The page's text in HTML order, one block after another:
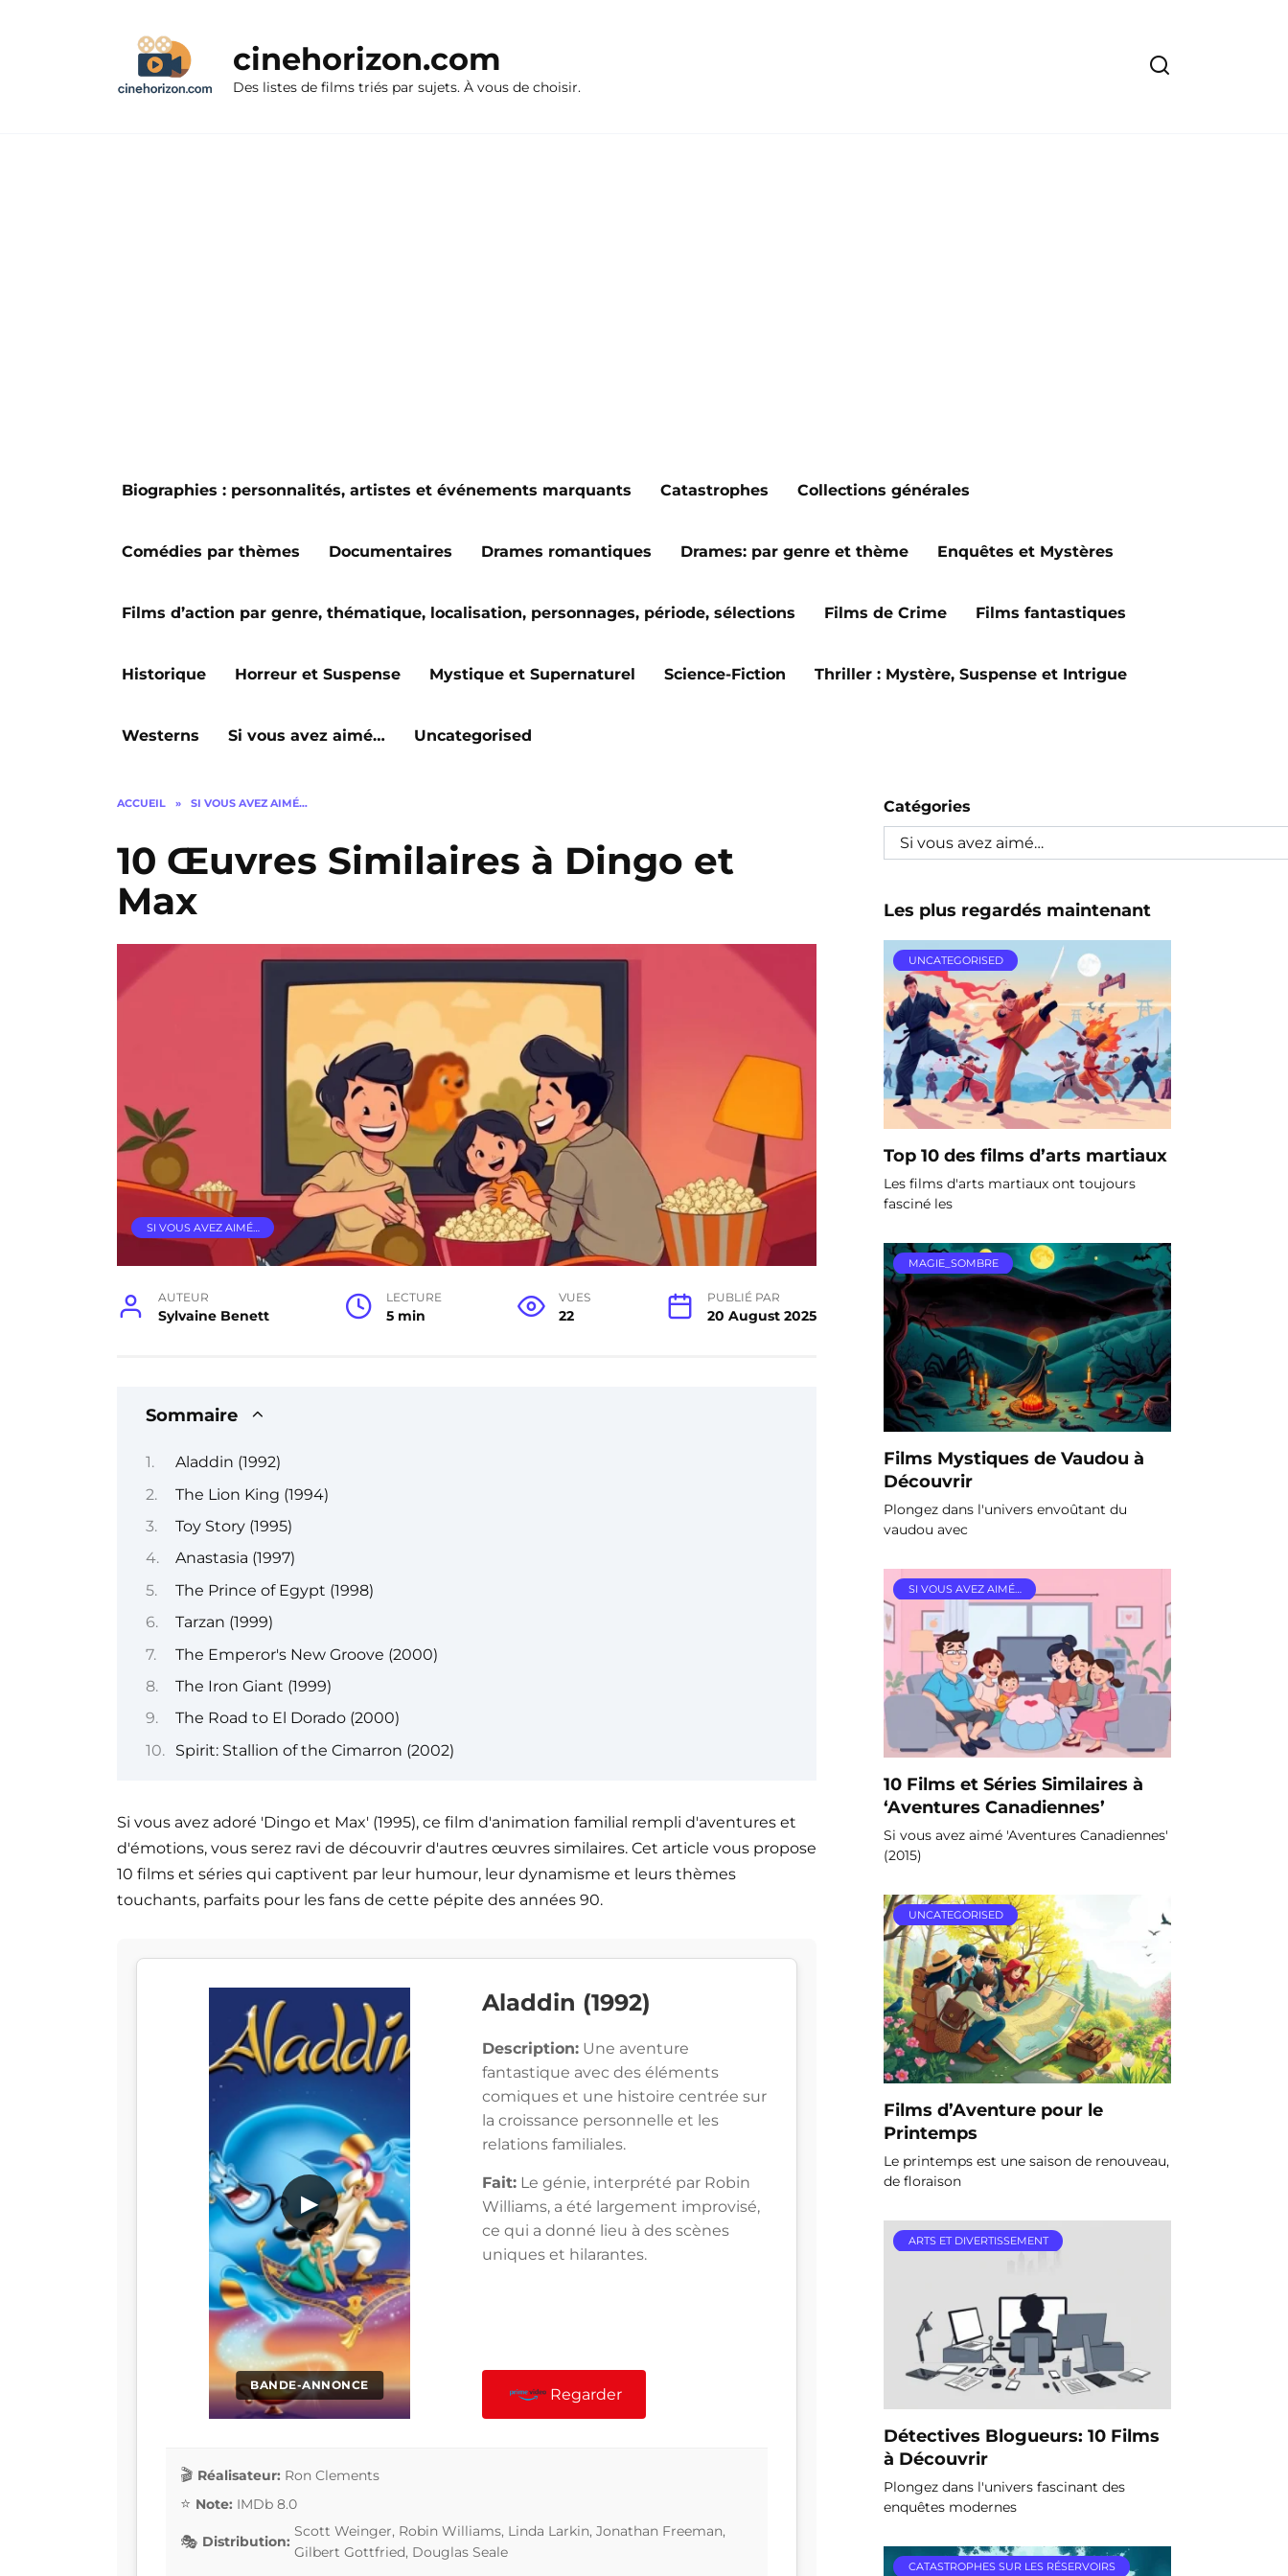
cinehorizon.com
Des listes de films triés par sujets. À vous de choisir.
Biographies : personnalités, artistes et événements marquants Catastrophes Collections générales
Comédies par thèmes Documentaires Drames romantiques Drames: par genre et thème Enquêtes et Mystères
Films d’action par genre, thématique, localisation, personnages, période, sélections Films de Crime Films fantastiques
Historique Horreur et Suspense Mystique et Supernaturel Science-Fiction Thriller : Mystère, Suspense et Intrigue
Westerns Si vous avez aimé… Uncategorised
ACCUEIL » SI VOUS AVEZ AIMÉ…
10 Œuvres Similaires à Dingo et
Max
SI VOUS AVEZ AIMÉ…
AUTEUR
Sylvaine Benett
LECTURE
5 min
VUES
22
PUBLIÉ PAR
20 August 2025
Sommaire
Aladdin (1992)
The Lion King (1994)
Toy Story (1995)
Anastasia (1997)
The Prince of Egypt (1998)
Tarzan (1999)
The Emperor's New Groove (2000)
The Iron Giant (1999)
The Road to El Dorado (2000)
Spirit: Stallion of the Cimarron (2002)
Si vous avez adoré 'Dingo et Max' (1995), ce film d'animation familial rempli d'aventures et
d'émotions, vous serez ravi de découvrir d'autres œuvres similaires. Cet article vous propose
10 films et séries qui captivent par leur humour, leur dynamisme et leurs thèmes
touchants, parfaits pour les fans de cette pépite des années 90.
BANDE-ANNONCE
▶
Aladdin (1992)
Description: Une aventure
fantastique avec des éléments
comiques et une histoire centrée sur
la croissance personnelle et les
relations familiales.
Fait: Le génie, interprété par Robin
Williams, a été largement improvisé,
ce qui a donné lieu à des scènes
uniques et hilarantes.
Regarder
Réalisateur: Ron Clements
Note: IMDb 8.0
Distribution:
Scott Weinger, Robin Williams, Linda Larkin, Jonathan Freeman,
Gilbert Gottfried, Douglas Seale
Catégories
Les plus regardés maintenant
UNCATEGORISED
Top 10 des films d’arts martiaux
Les films d'arts martiaux ont toujours
fasciné les
MAGIE_SOMBRE
Films Mystiques de Vaudou à
Découvrir
Plongez dans l'univers envoûtant du
vaudou avec
SI VOUS AVEZ AIMÉ…
10 Films et Séries Similaires à
‘Aventures Canadiennes’
Si vous avez aimé 'Aventures Canadiennes'
(2015)
UNCATEGORISED
Films d’Aventure pour le
Printemps
Le printemps est une saison de renouveau,
de floraison
ARTS ET DIVERTISSEMENT
Détectives Blogueurs: 10 Films
à Découvrir
Plongez dans l'univers fascinant des
enquêtes modernes
CATASTROPHES SUR LES RÉSERVOIRS